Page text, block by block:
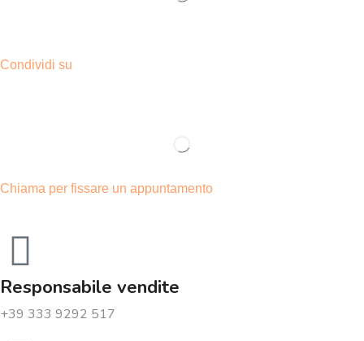
Condividi su
Chiama per fissare un appuntamento
Responsabile vendite
+39 333 9292 517